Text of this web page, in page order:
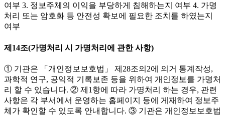
여부 3. 정보주체의 이익을 부당하게 침해하는지 여부 4. 가명
처리 또는 암호화 등 안전성 확보에 필요한 조치를 하였는지
여부
제14조(가명처리 시 가명처리에 관한 사항)
① 기관은 「개인정보보호법」 제28조의2에 의거 통계작성,
과학적 연구, 공익적 기록보존 등을 위하여 개인정보를 가명처
리 할 수 있습니다. ② 제1항에 따라 가명처리 하는 경우, 관련
사항은 각 부서에서 운영하는 홈페이지 등에 게재하여 정보주
체가 확인할 수 있도록 안내합니다. ③ 기관은 개인정보보호법